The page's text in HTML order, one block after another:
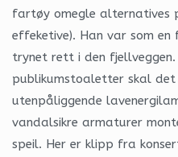
fartøy omegle alternatives
effeketive). Han var som
trynet rett i den
publikumstoaletter skal det
utenpåliggende
vandalsikre armaturer
speil. Her er klipp fra